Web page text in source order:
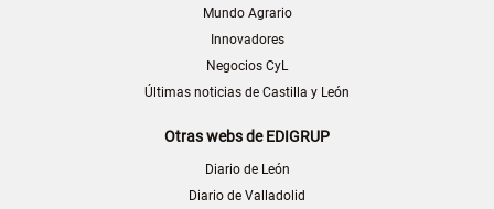
Mundo Agrario
Innovadores
Negocios CyL
Últimas noticias de Castilla y León
Otras webs de EDIGRUP
Diario de León
Diario de Valladolid